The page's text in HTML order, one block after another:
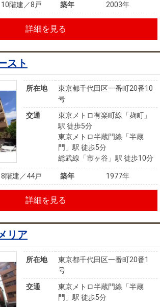
10階建／8戸 築年 2003年
詳細を見る
スト
所在地
東京都千代田区一番町20番10
号
交通
東京メトロ有楽町線「麹町」
駅 徒歩5分
東京メトロ半蔵門線「半蔵
門」駅 徒歩5分
総武線「市ヶ谷」駅 徒歩10分
8階建／44戸 築年 1977年
詳細を見る
リア
所在地
東京都千代田区一番町20番1
号
交通
東京メトロ半蔵門線「半蔵
門」駅 徒歩5分